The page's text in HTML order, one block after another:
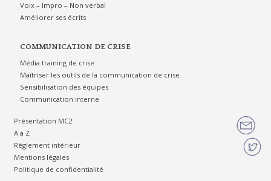
Voix – Impro – Non verbal
Améliorer ses écrits
COMMUNICATION DE CRISE
Média training de crise
Maîtriser les outils de la communication de crise
Sensibilisation des équipes
Communication interne
Présentation MC2
A à Z
Règlement intérieur
Mentions légales
Politique de confidentialité